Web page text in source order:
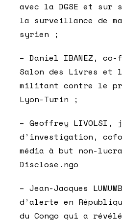
avec la DGSE et sur
la surveillance de
syrien ;
– Daniel IBANEZ, co-
Salon des Livres et
militant contre le
Lyon-Turin ;
– Geoffrey LIVOLSI,
d’investigation,
média à but non-
Disclose.ngo
– Jean-Jacques
d’alerte en
du Congo qui a